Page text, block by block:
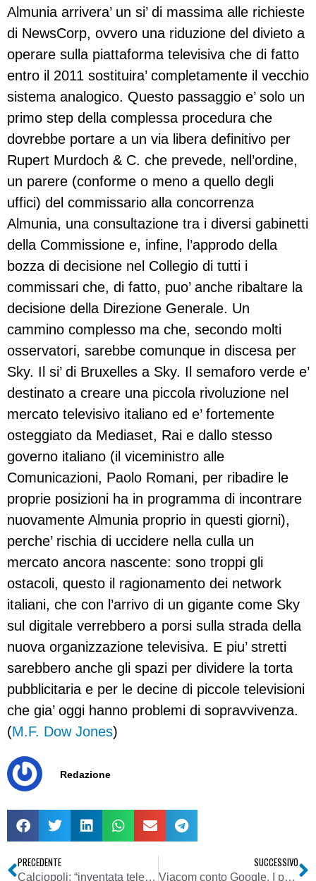
Almunia arrivera’ un si’ di massima alle richieste
di NewsCorp, ovvero una riduzione del divieto a
operare sulla piattaforma televisiva che di fatto
entro il 2011 sostituira’ completamente il vecchio
sistema analogico. Questo passaggio e’ solo un
primo step della complessa procedura che
dovrebbe portare a un via libera definitivo per
Rupert Murdoch & C. che prevede, nell’ordine,
un parere (conforme o meno a quello degli
uffici) del commissario alla concorrenza
Almunia, una consultazione tra i diversi gabinetti
della Commissione e, infine, l’approdo della
bozza di decisione nel Collegio di tutti i
commissari che, di fatto, puo’ anche ribaltare la
decisione della Direzione Generale. Un
cammino complesso ma che, secondo molti
osservatori, sarebbe comunque in discesa per
Sky. Il si’ di Bruxelles a Sky. Il semaforo verde e’
destinato a creare una piccola rivoluzione nel
mercato televisivo italiano ed e’ fortemente
osteggiato da Mediaset, Rai e dallo stesso
governo italiano (il viceministro alle
Comunicazioni, Paolo Romani, per ribadire le
proprie posizioni ha in programma di incontrare
nuovamente Almunia proprio in questi giorni),
perche’ rischia di uccidere nella culla un
mercato ancora nascente: sono troppi gli
ostacoli, questo il ragionamento dei network
italiani, che con l’arrivo di un gigante come Sky
sul digitale verrebbero a porsi sulla strada della
nuova organizzazione televisiva. E piu’ stretti
sarebbero anche gli spazi per dividere la torta
pubblicitaria e per le decine di piccole televisioni
che gia’ oggi hanno problemi di sopravvivenza.
(M.F. Dow Jones)
Redazione
PRECEDENTE
Calciopoli: “inventata telefonata a Moggi”, Zamparini querela rai
SUCCESSIVO
Viacom conto Google. I panni sporchi si lavano online